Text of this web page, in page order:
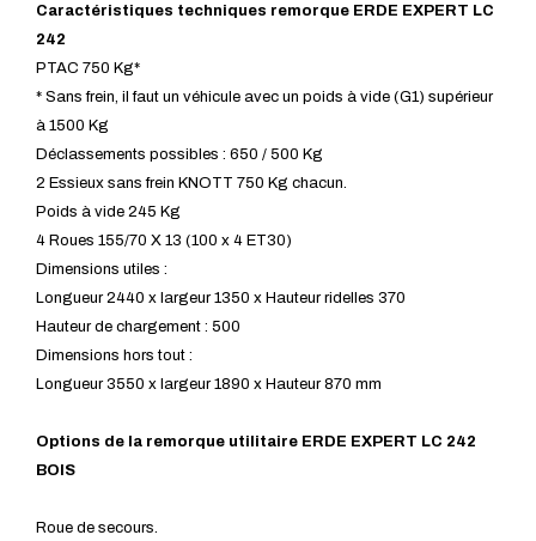
Caractéristiques techniques remorque ERDE EXPERT LC
242
PTAC 750 Kg*
* Sans frein, il faut un véhicule avec un poids à vide (G1) supérieur
à 1500 Kg
Déclassements possibles : 650 / 500 Kg
2 Essieux sans frein KNOTT 750 Kg chacun.
Poids à vide 245 Kg
4 Roues 155/70 X 13 (100 x 4 ET30)
Dimensions utiles :
Longueur 2440 x largeur 1350 x Hauteur ridelles 370
Hauteur de chargement : 500
Dimensions hors tout :
Longueur 3550 x largeur 1890 x Hauteur 870 mm
Options de la remorque utilitaire ERDE EXPERT LC 242
BOIS
Roue de secours.